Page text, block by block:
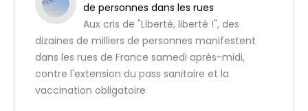
de personnes dans les rues
Aux cris de "Liberté, liberté !", des
dizaines de milliers de personnes manifestent
dans les rues de France samedi après-midi,
contre l'extension du pass sanitaire et la
vaccination obligatoire